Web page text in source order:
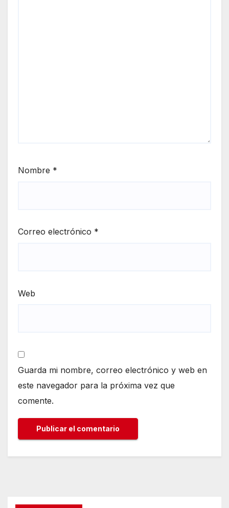
Nombre *
Correo electrónico *
Web
Guarda mi nombre, correo electrónico y web en
este navegador para la próxima vez que
comente.